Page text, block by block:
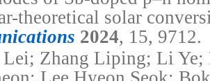
theoretical solar
2024, 15, 9712.
Lei; Zhang Liping; Li Ye;